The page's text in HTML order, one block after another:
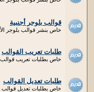
قوالب بلوجر أجنبية
خاص بنشر قوالب بلوجر
طلبات تعريب القوالب
خاص بطلبات تعريب قوالب
طلبات تعديل القوالب
خاص بطلبات تعديل قوالب